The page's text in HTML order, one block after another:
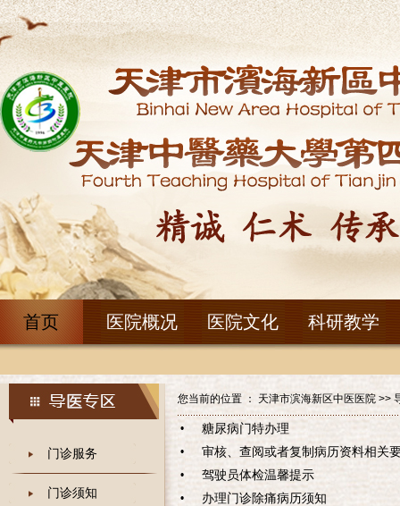
首页 医院概况 医院文化 科研教学
门诊服务
门诊须知
您当前的位置 ： 天津市滨海新区中医医院 >>
• 糖尿病门特办理
• 审核、查阅或者复制病历资料相关
• 驾驶员体检温馨提示
• 办理门诊除痛病历须知